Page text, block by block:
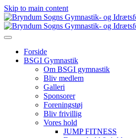
Skip to main content
Forside
BSGI Gymnastik
Om BSGI gymnastik
Bliv medlem
Galleri
Sponsorer
Foreningstøj
Bliv frivillig
Vores hold
JUMP FITNESS